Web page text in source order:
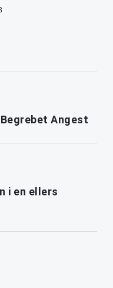
Angest
i en ellers